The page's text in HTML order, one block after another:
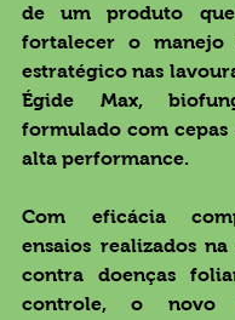
de um produto
fortalecer o manejo
Égide Max,
formulado com cepas
alta performance.
Com eficácia
ensaios realizados
contra doenças
controle, o novo